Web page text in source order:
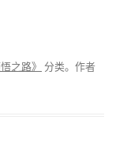
之路》 分类。 作者